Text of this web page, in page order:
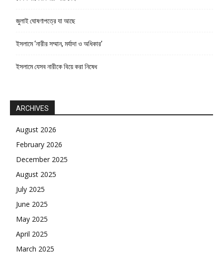
জুলাই ঘোষণাপত্রে যা আছে
ইসলামে ‘নারীর সম্মান, মর্যাদা ও অধিকার’
ইসলামে যেসব নারীকে বিয়ে করা নিষেধ
ARCHIVES
August 2026
February 2026
December 2025
August 2025
July 2025
June 2025
May 2025
April 2025
March 2025